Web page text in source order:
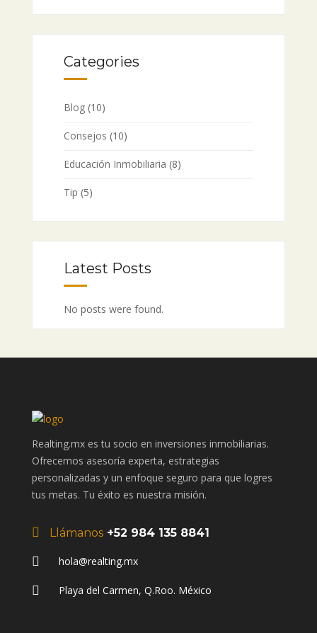
Categories
Blog(10)
Consejos (10)
Educación Inmobiliaria (8)
Tip (5)
Latest Posts
No posts were found.
Realting.mx es tu socio en inversiones inmobiliarias.
Ofrecemos asesoría experta, estrategias
personalizadas y un enfoque seguro para que logres
tus metas. Tu éxito es nuestra misión.
Llámanos +52 984 135 8841
hola@realting.mx
Playa del Carmen, Q.Roo. México